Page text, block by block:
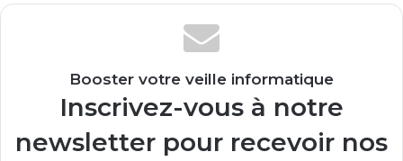
Booster votre veille informatique
Inscrivez-vous à notre
newsletter pour recevoir nos